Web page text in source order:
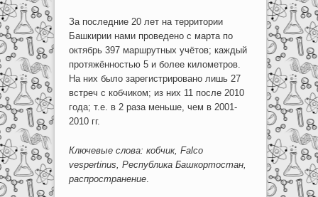
За последние 20 лет на территории
Башкирии нами проведено с марта по
октябрь 397 маршрутных учётов; каждый
протяжённостью 5 и более километров.
На них было зарегистрировано лишь 27
встреч с кобчиком; из них 11 после 2010
года; т.е. в 2 раза меньше, чем в 2001-
2010 гг.
Ключевые слова: кобчик, Falco
vespertinus, Республика Башкортостан,
распространение.